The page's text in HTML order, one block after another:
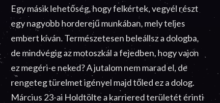
Egy másik lehetőség, hogy felkértek, vegyél részt
egy nagyobb horderejű munkában, mely teljes
embert kíván. Természetesen beleállsz a dologba,
de mindvégig az motoszkál a fejedben, hogy vajon
ez megéri-e neked? A jutalom nem marad el, de
rengeteg türelmet igényel majd tőled ez a dolog.
Március 23-ai Holdtölte a karriered területét érinti